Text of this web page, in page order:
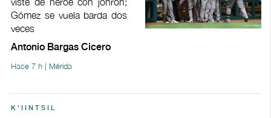
Gómez se vuela barda dos
veces
Antonio Bargas Cicero
Hace 7 h | Mérida
K'IINTSIL